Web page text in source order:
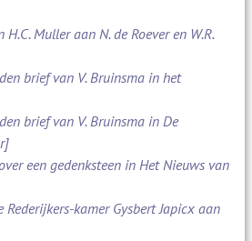
Muller aan N. de Roever en W.R.
brief van V. Bruinsma in het
brief van V. Bruinsma in De
een gedenksteen in Het Nieuws van
kamer Gysbert Japicx aan